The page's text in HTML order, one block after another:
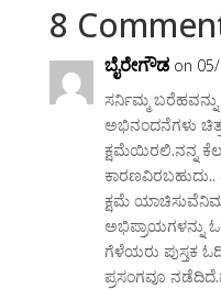
8
ಬೈರೇಗೌಡ on
ಸರ್ನಿಮ್ಮ
ಅಭಿನಂದನೆಗಳು
ಕ್ಷಮೆಯಿರಲಿ.ನನ್ನ
ಕಾರಣವಿರಬಹುದು..
ಕ್ಷಮೆ
ಅಭಿಪ್ರಾಯಗಳನ್ನು
ಗೆಳೆಯರು ಪುಸ್ತಕ
ಪ್ರಸಂಗವೂ